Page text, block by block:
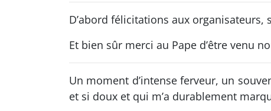
D’abord félicitations aux
Et bien sûr merci au Pape d’être venu
Un moment d’intense ferveur, un
et si doux et qui m’a durablement